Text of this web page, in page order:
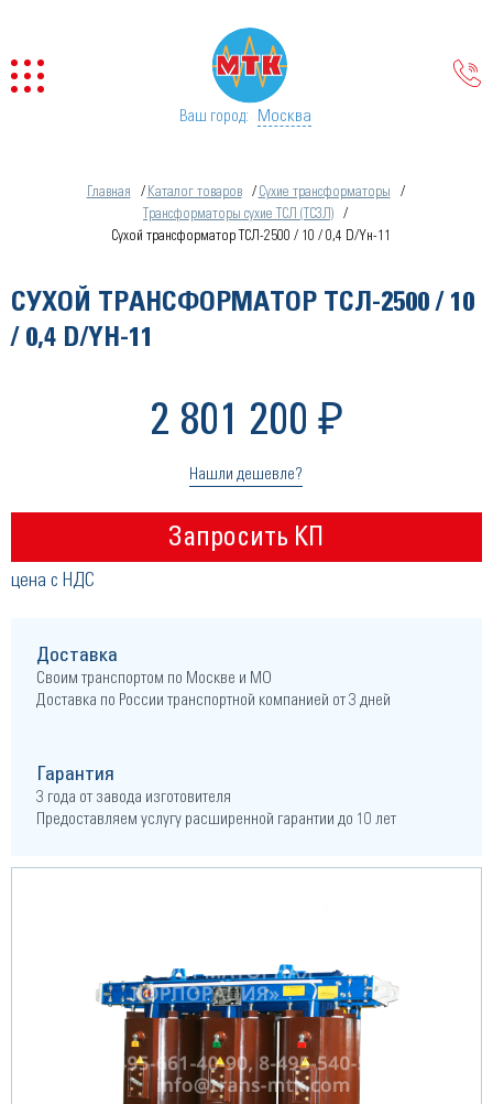
Ваш город: Москва
Главная Каталог товаров
Сухие трансформаторы
Трансформаторы сухие ТСЛ (ТСЗЛ)
Сухой трансформатор ТСЛ-2500 / 10 / 0,4 D/Yн-11
СУХОЙ ТРАНСФОРМАТОР ТСЛ-2500 / 10
/ 0,4 D/YН-11
2 801 200 ₽
Нашли дешевле?
Запросить КП
цена с НДС
Доставка
Своим транспортом по Москве и МО
Доставка по России транспортной компанией от 3 дней
Гарантия
3 года от завода изготовителя
Предоставляем услугу расширенной гарантии до 10 лет